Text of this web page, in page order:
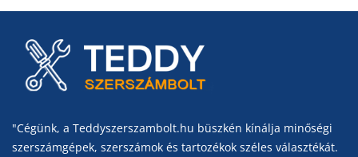
"Cégünk, a Teddyszerszambolt.hu büszkén kínálja minőségi
szerszámgépek, szerszámok és tartozékok széles választékát.